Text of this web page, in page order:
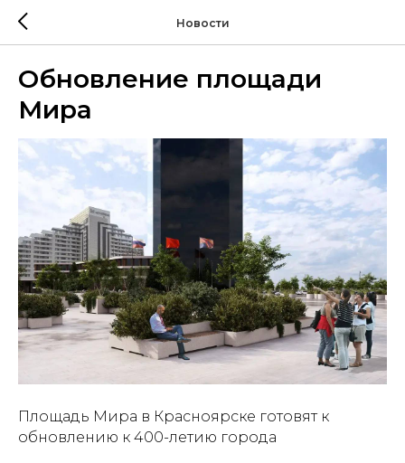
Новости
Обновление площади
Мира
Площадь Мира в Красноярске готовят к
обновлению к 400-летию города